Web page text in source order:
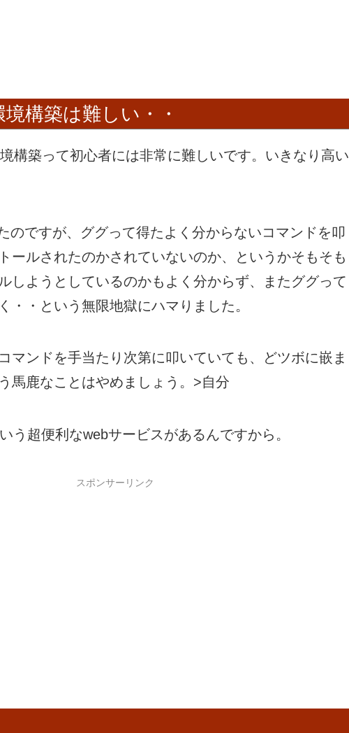
構築は難しい・・
構築って初心者には非常に難しいです。いきなり高い
のですが、ググって得たよく分からないコマンドを叩
ールされたのかされていないのか、というかそもそも
しようとしているのかもよく分からず、またググって
・・という無限地獄にハマりました。
マンドを手当たり次第に叩いていても、どツボに嵌ま
馬鹿なことはやめましょう。>自分
う超便利なwebサービスがあるんですから。
スポンサーリンク